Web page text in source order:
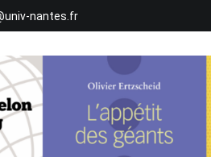
nantes.fr